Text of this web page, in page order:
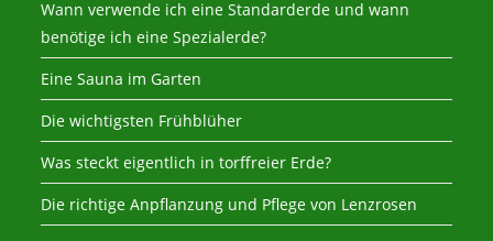
Wann verwende ich eine Standarderde und wann
benötige ich eine Spezialerde?
Eine Sauna im Garten
Die wichtigsten Frühblüher
Was steckt eigentlich in torffreier Erde?
Die richtige Anpflanzung und Pflege von Lenzrosen